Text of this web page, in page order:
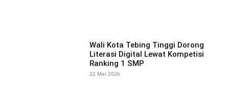
Wali Kota Tebing Tinggi Dorong
Literasi Digital Lewat Kompetisi
Ranking 1 SMP
22 Mei 2026